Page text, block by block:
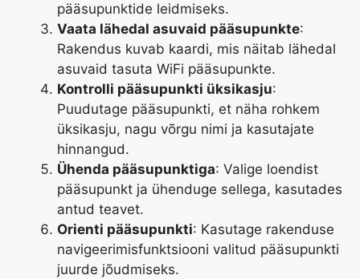
pääsupunktide leidmiseks.
Vaata lähedal asuvaid pääsupunkte:
Rakendus kuvab kaardi, mis näitab lähedal
asuvaid tasuta WiFi pääsupunkte.
Kontrolli pääsupunkti üksikasju:
Puudutage pääsupunkti, et näha rohkem
üksikasju, nagu võrgu nimi ja kasutajate
hinnangud.
Ühenda pääsupunktiga: Valige loendist
pääsupunkt ja ühenduge sellega, kasutades
antud teavet.
Orienti pääsupunkti: Kasutage rakenduse
navigeerimisfunktsiooni valitud pääsupunkti
juurde jõudmiseks.